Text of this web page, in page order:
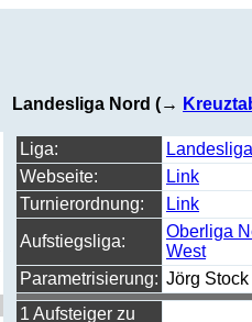
Landesliga Nord (→
Liga:
Webseite:
Link
Turnierordnung:
Link
Aufstiegsliga:
Oberliga
West
Parametrisierung: Jörg Stock
1 Aufsteiger zu